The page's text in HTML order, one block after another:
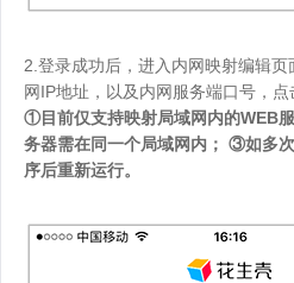
2.登录成功后，进入内网映射编辑
网IP地址，以及内网服务端口号，
①目前仅支持映射局域网内的WEB
务器需在同一个局域网内； ③如多
序后重新运行。